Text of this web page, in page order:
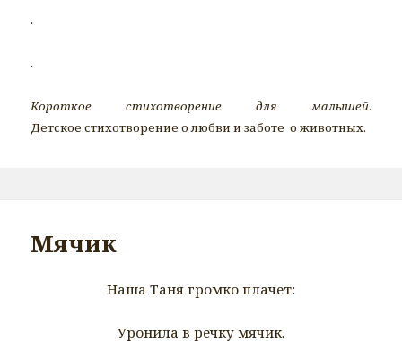
.
.
Короткое стихотворение для малышей.
Детское стихотворение о любви и заботе о животных.
Мячик
Наша Таня громко плачет:
Уронила в речку мячик.